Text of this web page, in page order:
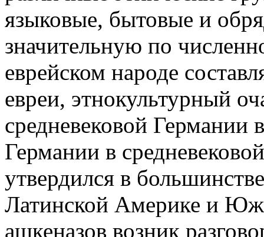
языковые, бытовые и
значительную по
еврейском народе
евреи, этнокультурный
средневековой
Германии в
утвердился в
Латинской Америке и
ашкеназов возник